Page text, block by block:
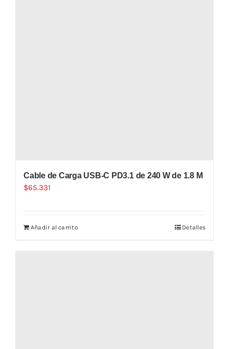
Cable de Carga USB-C PD3.1 de 240 W de 1.8 M
$65.331
Añadir al carrito Detalles